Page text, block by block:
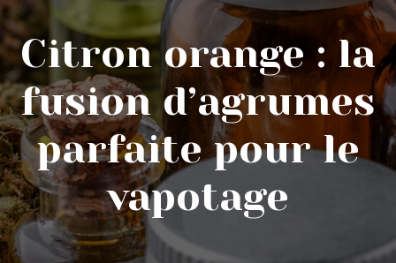
Citron orange : la
fusion d’agrumes
parfaite pour le
vapotage